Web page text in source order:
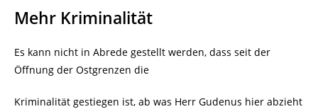
Mehr Kriminalität
Es kann nicht in Abrede gestellt werden, dass seit der
Öffnung der Ostgrenzen die
Kriminalität gestiegen ist, ab was Herr Gudenus hier abzieht